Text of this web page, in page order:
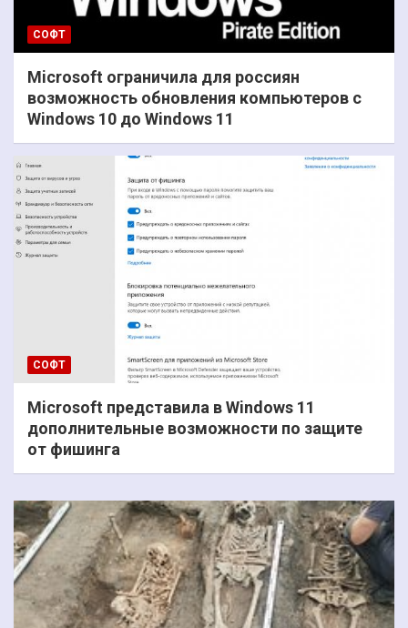
СОФТ
Microsoft ограничила для россиян
возможность обновления компьютеров с
Windows 10 до Windows 11
СОФТ
Microsoft представила в Windows 11
дополнительные возможности по защите
от фишинга